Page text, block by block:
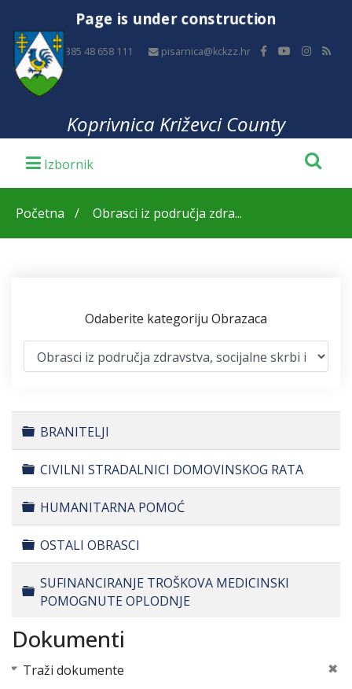
Page is under construction
+385 48 658 111 pisarnica@kckzz.hr
Koprivnica Križevci County
Početna Obrasci iz područja zdra...
Odaberite kategoriju Obrazaca
Folder
BRANITELJI
Folder
CIVILNI STRADALNICI DOMOVINSKOG RATA
Folder
HUMANITARNA POMOĆ
Folder
OSTALI OBRASCI
Folder
SUFINANCIRANJE TROŠKOVA MEDICINSKI
POMOGNUTE OPLODNJE
Dokumenti
Traži dokumente